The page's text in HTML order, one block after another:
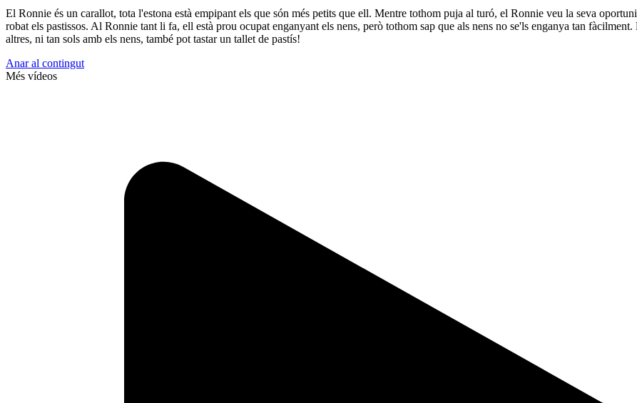
El Ronnie és un carallot, tota l'estona està empipant els que són més petits que ell. Mentre tothom puja al turó, el Ronnie veu la seva
robat els pastissos. Al Ronnie tant li fa, ell està prou ocupat enganyant els nens, però tothom sap que als nens no se'ls enganya tan
altres, ni tan sols amb els nens, també pot tastar un tallet de pastís!
Anar al contingut
Més vídeos